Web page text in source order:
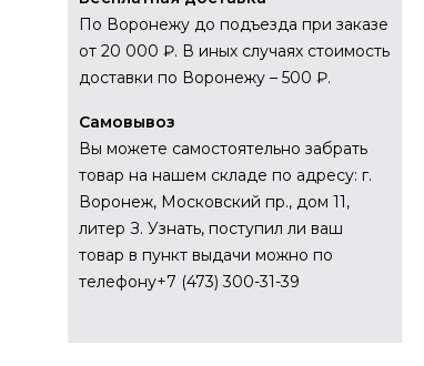
По Воронежу до подъезда при заказе
от 20 000 ₽. В иных случаях стоимость
доставки по Воронежу – 500 ₽.
Самовывоз
Вы можете самостоятельно забрать
товар на нашем складе по адресу: г.
Воронеж, Московский пр., дом 11,
литер З. Узнать, поступил ли ваш
товар в пункт выдачи можно по
телефону+7 (473) 300-31-39